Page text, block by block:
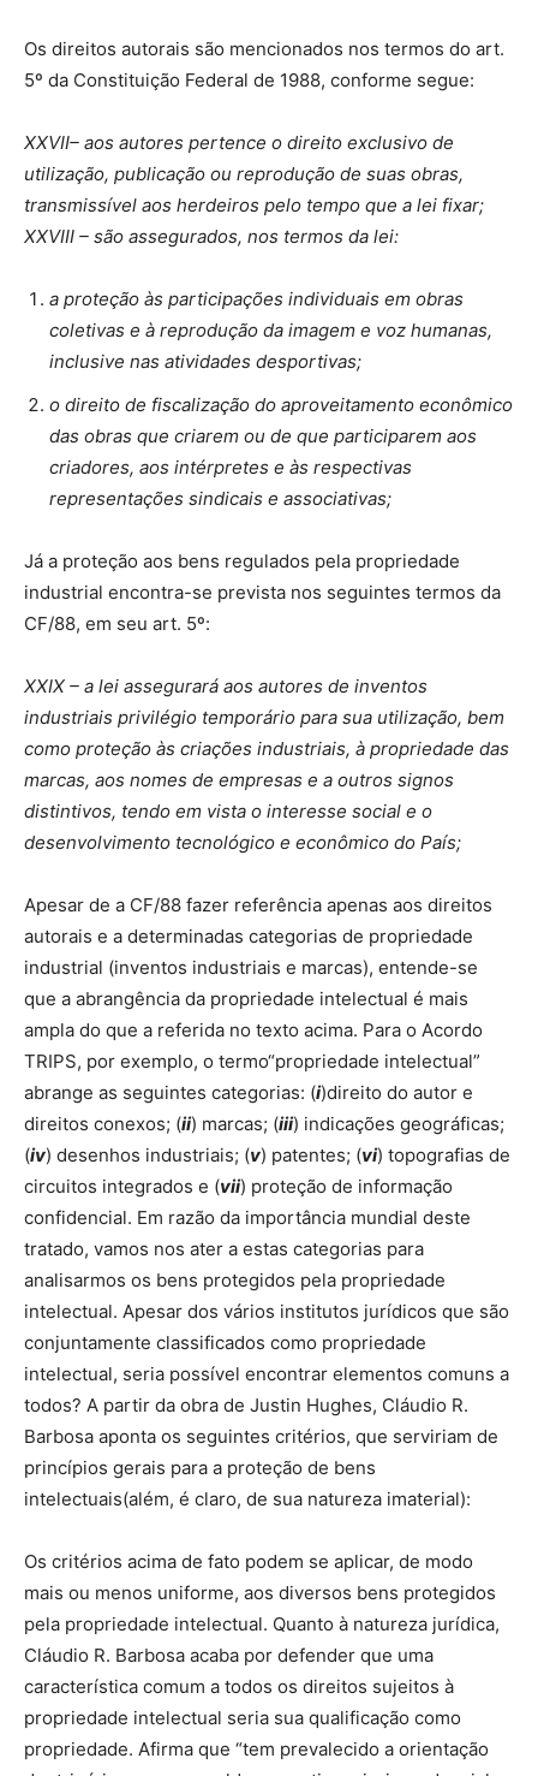
Os direitos autorais são mencionados nos termos do art.
5º da Constituição Federal de 1988, conforme segue:
XXVII– aos autores pertence o direito exclusivo de
utilização, publicação ou reprodução de suas obras,
transmissível aos herdeiros pelo tempo que a lei fixar;
XXVIII – são assegurados, nos termos da lei:
a proteção às participações individuais em obras
coletivas e à reprodução da imagem e voz humanas,
inclusive nas atividades desportivas;
o direito de fiscalização do aproveitamento econômico
das obras que criarem ou de que participarem aos
criadores, aos intérpretes e às respectivas
representações sindicais e associativas;
Já a proteção aos bens regulados pela propriedade
industrial encontra-se prevista nos seguintes termos da
CF/88, em seu art. 5º:
XXIX – a lei assegurará aos autores de inventos
industriais privilégio temporário para sua utilização, bem
como proteção às criações industriais, à propriedade das
marcas, aos nomes de empresas e a outros signos
distintivos, tendo em vista o interesse social e o
desenvolvimento tecnológico e econômico do País;
Apesar de a CF/88 fazer referência apenas aos direitos
autorais e a determinadas categorias de propriedade
industrial (inventos industriais e marcas), entende-se
que a abrangência da propriedade intelectual é mais
ampla do que a referida no texto acima. Para o Acordo
TRIPS, por exemplo, o termo“propriedade intelectual”
abrange as seguintes categorias: (i)direito do autor e
direitos conexos; (ii) marcas; (iii) indicações geográficas;
(iv) desenhos industriais; (v) patentes; (vi) topografias de
circuitos integrados e (vii) proteção de informação
confidencial. Em razão da importância mundial deste
tratado, vamos nos ater a estas categorias para
analisarmos os bens protegidos pela propriedade
intelectual. Apesar dos vários institutos jurídicos que são
conjuntamente classificados como propriedade
intelectual, seria possível encontrar elementos comuns a
todos? A partir da obra de Justin Hughes, Cláudio R.
Barbosa aponta os seguintes critérios, que serviriam de
princípios gerais para a proteção de bens
intelectuais(além, é claro, de sua natureza imaterial):
Os critérios acima de fato podem se aplicar, de modo
mais ou menos uniforme, aos diversos bens protegidos
pela propriedade intelectual. Quanto à natureza jurídica,
Cláudio R. Barbosa acaba por defender que uma
característica comum a todos os direitos sujeitos à
propriedade intelectual seria sua qualificação como
propriedade. Afirma que “tem prevalecido a orientação